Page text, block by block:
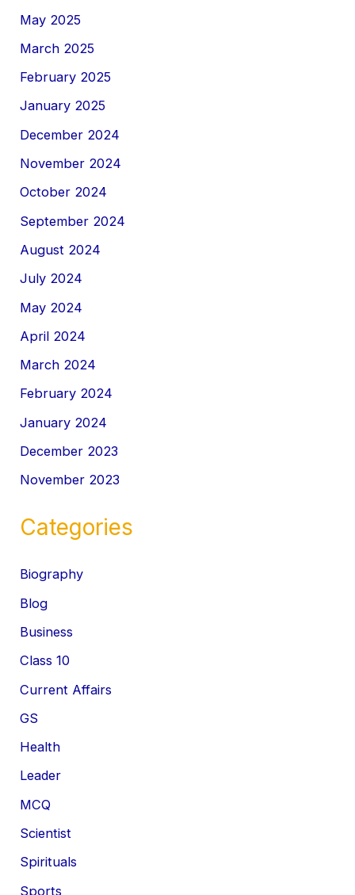
May 2025
March 2025
February 2025
January 2025
December 2024
November 2024
October 2024
September 2024
August 2024
July 2024
May 2024
April 2024
March 2024
February 2024
January 2024
December 2023
November 2023
Categories
Biography
Blog
Business
Class 10
Current Affairs
GS
Health
Leader
MCQ
Scientist
Spirituals
Sports